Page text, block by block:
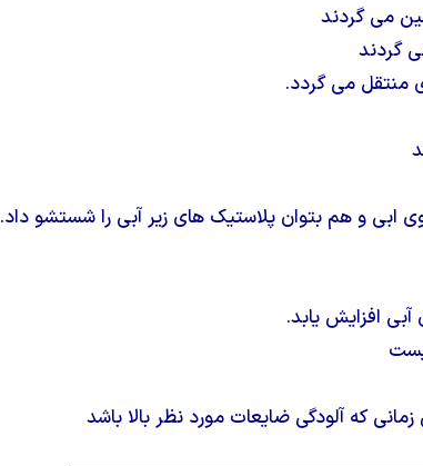
می گردند
گردند
منتقل می گردد.
ابی و هم بتوان پلاستیک های زیر آبی را شستشو داد.
افزایش یابد.
که آلودگی ضایعات مورد نظر بالا باشد